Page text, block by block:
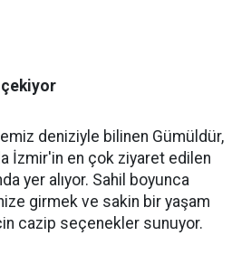
çekiyor
deniziyle bilinen Gümüldür,
İzmir'in en çok ziyaret edilen
yer alıyor. Sahil boyunca
girmek ve sakin bir yaşam
cazip seçenekler sunuyor.